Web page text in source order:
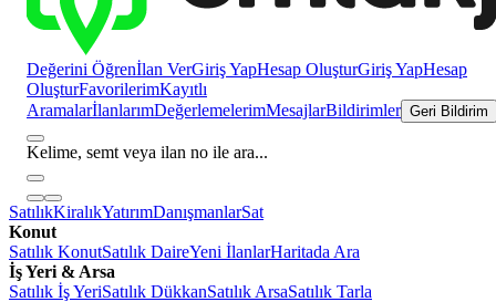
Değerini Öğrenİlan VerGiriş YapHesap OluşturGiriş YapHesap
OluşturFavorilerimKayıtlı
AramalarİlanlarımDeğerlemelerimMesajlarBildirimler Geri Bildirim
Kelime, semt veya ilan no ile ara...
SatılıkKiralıkYatırımDanışmanlarSat
Konut
Satılık KonutSatılık DaireYeni İlanlarHaritada Ara
İş Yeri & Arsa
Satılık İş YeriSatılık DükkanSatılık ArsaSatılık Tarla